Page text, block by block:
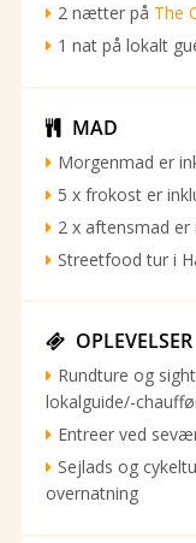
2 nætter på The
1 nat på lokalt
 MAD
Morgenmad er
5 x frokost er
2 x aftensmad
Streetfood tur i
 OPLEVELSER
Rundture og
lokalguide/-
Entreer ved
Sejlads og
overnatning